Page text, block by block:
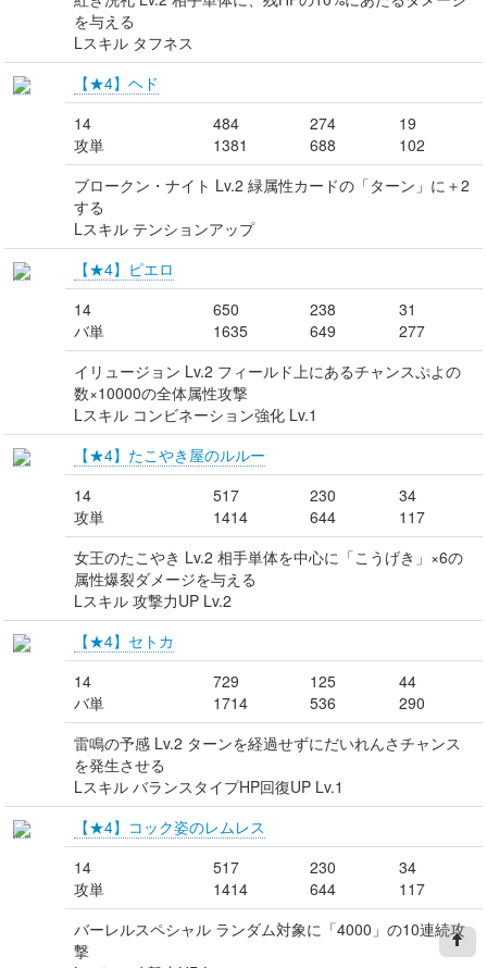
を与える
Lスキル タフネス
【★4】ヘド
14
攻単
484
1381
274
688
19
102
ブロークン・ナイト Lv.2 緑属性カードの「ターン」に＋2
する
Lスキル テンションアップ
【★4】ピエロ
14
バ単
650
1635
238
649
31
277
イリュージョン Lv.2 フィールド上にあるチャンスぷよの
数×10000の全体属性攻撃
Lスキル コンビネーション強化 Lv.1
【★4】たこやき屋のルルー
14
攻単
517
1414
230
644
34
117
女王のたこやき Lv.2 相手単体を中心に「こうげき」×6の
属性爆裂ダメージを与える
Lスキル 攻撃力UP Lv.2
【★4】セトカ
14
バ単
729
1714
125
536
44
290
雷鳴の予感 Lv.2 ターンを経過せずにだいれんさチャンス
を発生させる
Lスキル バランスタイプHP回復UP Lv.1
【★4】コック姿のレムレス
14
攻単
517
1414
230
644
34
117
バーレルスペシャル ランダム対象に「4000」の10連続攻
撃